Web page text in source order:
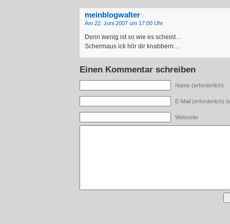
meinblogwalter
Am 22. Juni 2007 um 17:00 Uhr
Denn wenig ist so wie es scheint…
Schermaus ick hör dir knabbern…
Einen Kommentar schreiben
Name (erforderlich)
E-Mail (erforderlich)
Webseite